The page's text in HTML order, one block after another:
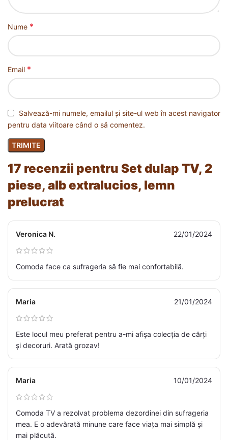
17 recenzii pentru Set dulap TV, 2
piese, alb extralucios, lemn
prelucrat
Veronica N. 22/01/2024
Comoda face ca sufrageria să fie mai confortabilă.
Maria 21/01/2024
Este locul meu preferat pentru a-mi afișa colecția de cărți
și decoruri. Arată grozav!
Maria 10/01/2024
Comoda TV a rezolvat problema dezordinei din sufrageria
mea. E o adevărată minune care face viața mai simplă și
mai plăcută.
Nume *
Email *
Salvează-mi numele, emailul și site-ul web în acest navigator
pentru data viitoare când o să comentez.